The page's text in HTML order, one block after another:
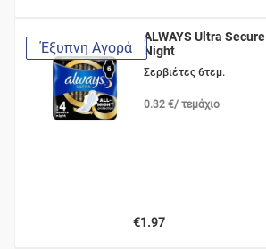
Έξυπνη Αγορά
ALWAYS Ultra Secure
Night
Σερβιέτες 6τεμ.
0.32 €/ τεμάχιο
€1.97